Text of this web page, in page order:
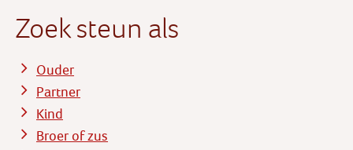
Zoek steun als
Ouder
Partner
Kind
Broer of zus